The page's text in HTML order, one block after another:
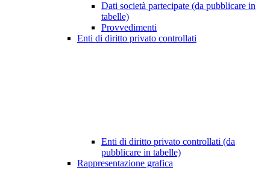
Dati società partecipate (da pubblicare in
tabelle)
Provvedimenti
Enti di diritto privato controllati
Enti di diritto privato controllati (da
pubblicare in tabelle)
Rappresentazione grafica